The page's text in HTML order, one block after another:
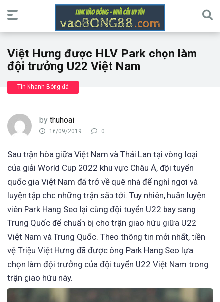
Việt Hưng được HLV Park chọn làm
đội trưởng U22 Việt Nam
Tin Nhanh Bóng đá
by thuhoai
16/09/2019 0
Sau trận hòa giữa Việt Nam và Thái Lan tại vòng loại
của giải World Cup 2022 khu vực Châu Á, đội tuyển
quốc gia Việt Nam đã trở về quê nhà để nghỉ ngơi và
luyện tập cho những trận sắp tới. Tuy nhiên, huấn luyện
viên Park Hang Seo lại cùng đội tuyển U22 bay sang
Trung Quốc để chuẩn bị cho trận giao hữu giữa U22
Việt Nam và Trung Quốc. Theo thông tin mới nhất, tiền
vệ Triệu Việt Hưng đã được ông Park Hang Seo lựa
chọn làm đội trưởng của đội tuyển U22 Việt Nam trong
trận giao hữu này.